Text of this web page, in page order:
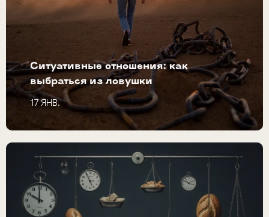
Ситуативные отношения: как
выбраться из ловушки
17 ЯНВ.